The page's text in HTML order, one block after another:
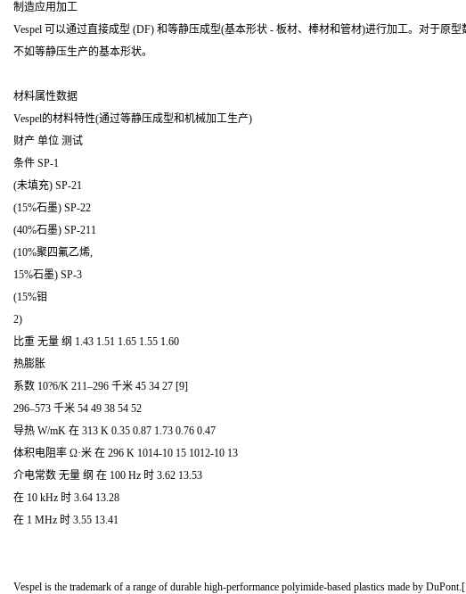
制造应用加工
Vespel 可以通过直接成型 (DF) 和等静压成型(基本形状 - 板材、棒材和管材)进行加工。对于原
不如等静压生产的基本形状。
材料属性数据
Vespel的材料特性(通过等静压成型和机械加工生产)
财产 单位 测试
条件 SP-1
(未填充) SP-21
(15%石墨) SP-22
(40%石墨) SP-211
(10%聚四氟乙烯,
15%石墨) SP-3
(15%钼
2)
比重 无量 纲 1.43 1.51 1.65 1.55 1.60
热膨胀
系数 10?6/K 211–296 千米 45 34 27 [9]
296–573 千米 54 49 38 54 52
导热 W/mK 在 313 K 0.35 0.87 1.73 0.76 0.47
体积电阻率 Ω·米 在 296 K 1014-10 15 1012-10 13
介电常数 无量 纲 在 100 Hz 时 3.62 13.53
在 10 kHz 时 3.64 13.28
在 1 MHz 时 3.55 13.41
Vespel is the trademark of a range of durable high-performance polyimide-based plastics made by